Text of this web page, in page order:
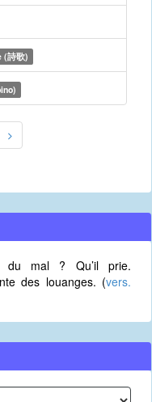
(詩歌)
du mal ? Qu’il prie.
des louanges. (vers.